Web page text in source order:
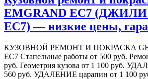
EMGRAND EC7
ЕС7) — низкие цены,
КУЗОВНОЙ РЕМОНТ И ПОКРАСКА
EC7 Стапельные работы от 500 руб.
руб. Геометрия кузова от 1 100 руб.
560 руб. УДАЛЕНИЕ царапин от 1 100